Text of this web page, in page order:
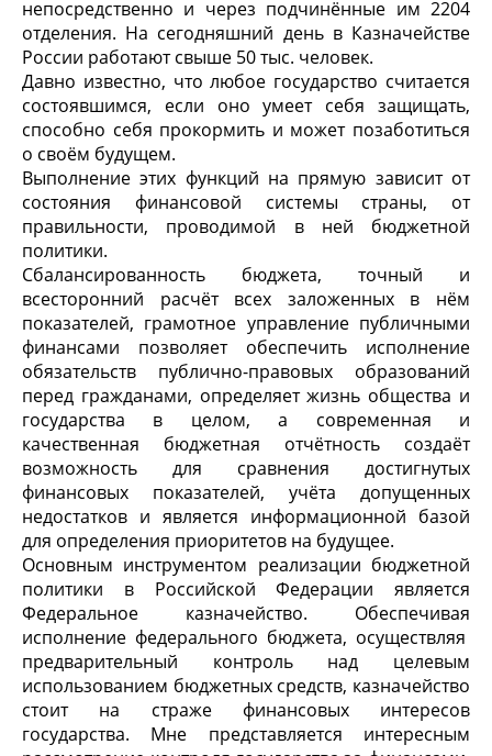
непосредственно и через подчинённые им 2204
отделения. На сегодняшний день в Казначействе
России работают свыше 50 тыс. человек.
Давно известно, что любое государство считается
состоявшимся, если оно умеет себя защищать,
способно себя прокормить и может позаботиться
о своём будущем.
Выполнение этих функций на прямую зависит от
состояния финансовой системы страны, от
правильности, проводимой в ней бюджетной
политики.
Сбалансированность бюджета, точный и
всесторонний расчёт всех заложенных в нём
показателей, грамотное управление публичными
финансами позволяет обеспечить исполнение
обязательств публично-правовых образований
перед гражданами, определяет жизнь общества и
государства в целом, а современная и
качественная бюджетная отчётность создаёт
возможность для сравнения достигнутых
финансовых показателей, учёта допущенных
недостатков и является информационной базой
для определения приоритетов на будущее.
Основным инструментом реализации бюджетной
политики в Российской Федерации является
Федеральное казначейство. Обеспечивая
исполнение федерального бюджета, осуществляя
предварительный контроль над целевым
использованием бюджетных средств, казначейство
стоит на страже финансовых интересов
государства. Мне представляется интересным